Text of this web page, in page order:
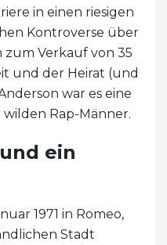
in einen riesigen
Kontroverse über
zum Verkauf von 35
und der Heirat (und
war es eine
Rap-Männer.
ein
1971 in Romeo,
Stadt